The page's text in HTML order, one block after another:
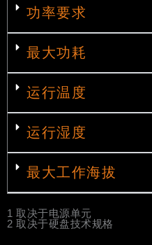
功率要求
最大功耗
运行温度
运行湿度
最大工作海拔
1 取决于电源单元
2 取决于硬盘技术规格